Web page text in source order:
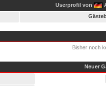
Userprofil von
Bisher noch
Neuer